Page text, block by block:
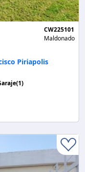
CW225101
Maldonado
Piriapolis